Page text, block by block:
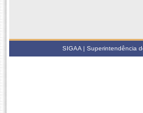
SIGAA | Superintendência